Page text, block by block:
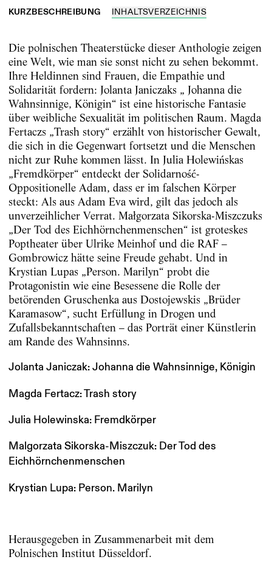
KURZBESCHREIBUNG INHALTSVERZEICHNIS
Die polnischen Theaterstücke dieser Anthologie zeigen
eine Welt, wie man sie sonst nicht zu sehen bekommt.
Ihre Heldinnen sind Frauen, die Empathie und
Solidarität fordern: Jolanta Janiczaks „ Johanna die
Wahnsinnige, Königin“ ist eine historische Fantasie
über weibliche Sexualität im politischen Raum. Magda
Fertaczs „Trash story“ erzählt von historischer Gewalt,
die sich in die Gegenwart fortsetzt und die Menschen
nicht zur Ruhe kommen lässt. In Julia Holewińskas
„Fremdkörper“ entdeckt der Solidarność-
Oppositionelle Adam, dass er im falschen Körper
steckt: Als aus Adam Eva wird, gilt das jedoch als
unverzeihlicher Verrat. Małgorzata Sikorska-Miszczuks
„Der Tod des Eichhörnchenmenschen“ ist groteskes
Poptheater über Ulrike Meinhof und die RAF –
Gombrowicz hätte seine Freude gehabt. Und in
Krystian Lupas „Person. Marilyn“ probt die
Protagonistin wie eine Besessene die Rolle der
betörenden Gruschenka aus Dostojewskis „Brüder
Karamasow“, sucht Erfüllung in Drogen und
Zufallsbekanntschaften – das Porträt einer Künstlerin
am Rande des Wahnsinns.
Jolanta Janiczak: Johanna die Wahnsinnige, Königin
Magda Fertacz: Trash story
Julia Holewinska: Fremdkörper
Malgorzata Sikorska-Miszczuk: Der Tod des
Eichhörnchenmenschen
Krystian Lupa: Person. Marilyn
Herausgegeben in Zusammenarbeit mit dem
Polnischen Institut Düsseldorf.